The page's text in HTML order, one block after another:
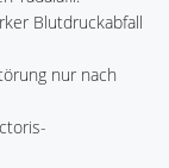
Blutdruckabfall
nur nach